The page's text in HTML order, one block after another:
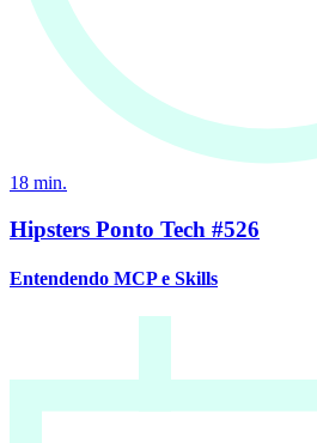
18 min.
Hipsters Ponto Tech #526
Entendendo MCP e Skills